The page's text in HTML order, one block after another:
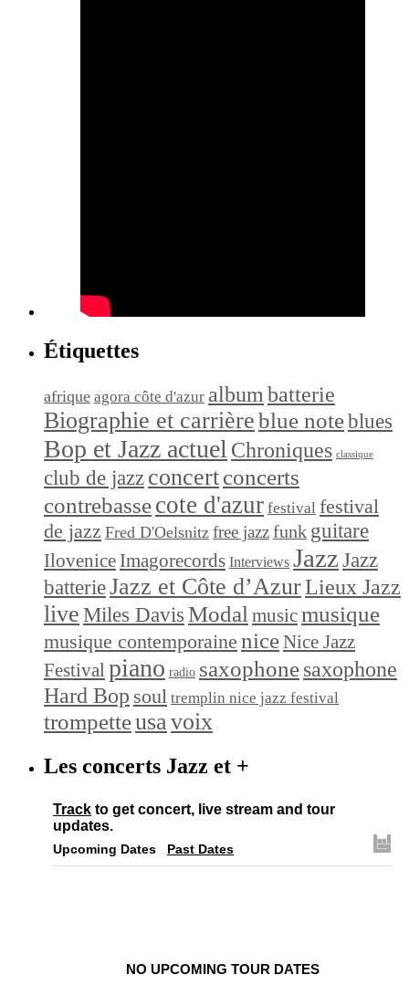
Étiquettes
afrique agora côte d'azur album batterie
Biographie et carrièreblue noteblues
Bop et Jazz actuel Chroniques classique
club de jazz concertconcerts
contrebassecote d'azur festival festival
de jazz Fred D'Oelsnitz free jazzfunk guitare
Ilovenice Imagorecords Interviews Jazz Jazz
batterieJazz et Côte d’AzurLieux Jazz
live Miles Davis Modal musicmusique
musique contemporaine niceNice Jazz
Festivalpiano radio saxophonesaxophone
Hard Bop soul tremplin nice jazz festival
trompetteusavoix
Les concerts Jazz et +
Track to get concert, live stream and tour
updates.
Upcoming Dates Past Dates
NO UPCOMING TOUR DATES